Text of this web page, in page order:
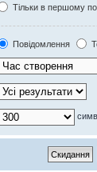
Тільки в першому
Повідомлення